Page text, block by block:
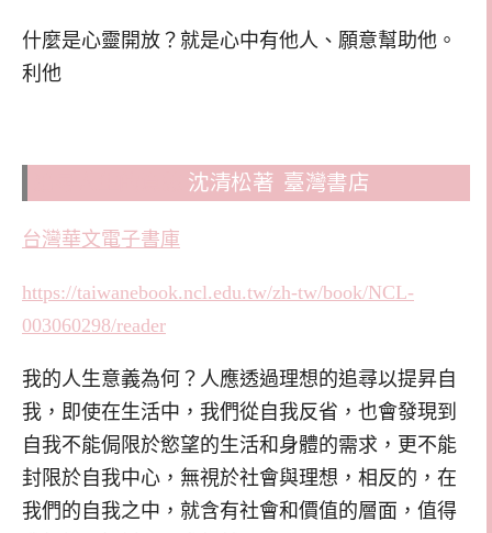
什麼是心靈開放？就是心中有他人、願意幫助他。
利他
沈清松著 臺灣書店
台灣華文電子書庫
https://taiwanebook.ncl.edu.tw/zh-tw/book/NCL-
003060298/reader
我的人生意義為何？人應透過理想的追尋以提昇自
我，即使在生活中，我們從自我反省，也會發現到
自我不能侷限於慾望的生活和身體的需求，更不能
封限於自我中心，無視於社會與理想，相反的，在
我們的自我之中，就含有社會和價值的層面，值得